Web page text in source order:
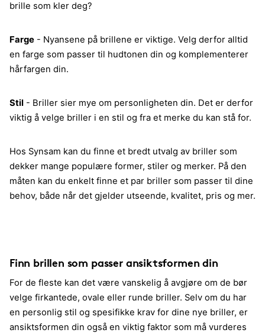
brille som kler deg?
Farge - Nyansene på brillene er viktige. Velg derfor alltid
en farge som passer til hudtonen din og komplementerer
hårfargen din.
Stil - Briller sier mye om personligheten din. Det er derfor
viktig å velge briller i en stil og fra et merke du kan stå for.
Hos Synsam kan du finne et bredt utvalg av briller som
dekker mange populære former, stiler og merker. På den
måten kan du enkelt finne et par briller som passer til dine
behov, både når det gjelder utseende, kvalitet, pris og mer.
Finn brillen som passer ansiktsformen din
For de fleste kan det være vanskelig å avgjøre om de bør
velge firkantede, ovale eller runde briller. Selv om du har
en personlig stil og spesifikke krav for dine nye briller, er
ansiktsformen din også en viktig faktor som må vurderes